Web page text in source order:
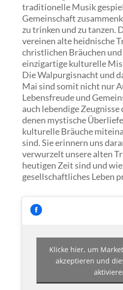
traditionelle Musik
Gemeinschaft
zu trinken und zu tanzen.
vereinen alte heidnische
christlichen Bräuchen
einzigartige kulturelle
Die Walpurgisnacht und
Mai sind somit nicht nur
Lebensfreude und
auch lebendige Zeugnisse
denen mystische
kulturelle Bräuche
sind. Sie erinnern uns
verwurzelt unsere alten
heutigen Zeit sind und
gesellschaftliches Leben
Klicke hier, um
akzeptieren und